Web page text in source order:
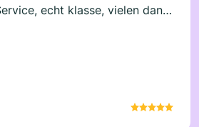
echt klasse, vielen dank